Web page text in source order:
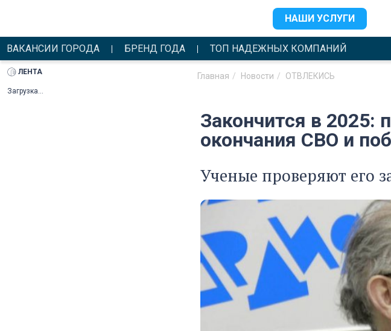
НАШИ УСЛУГИ
ВАКАНСИИ ГОРОДА БРЕНД ГОДА ТОП НАДЕЖНЫХ КОМПАНИЙ
Главная Новости ОТВЛЕКИСЬ
Закончится в 2025:
окончания СВО и
Ученые проверяют его
ЛЕНТА
Загрузка...